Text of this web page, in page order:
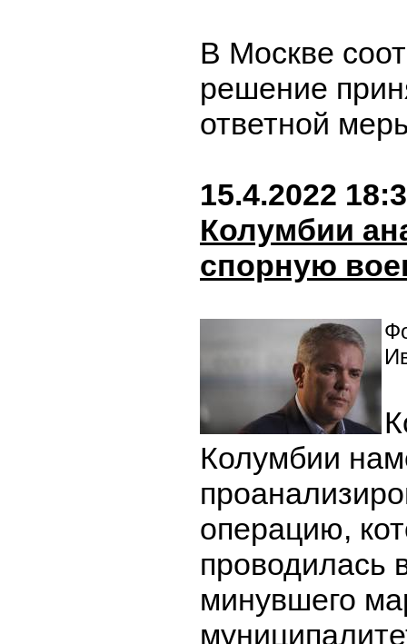
В Москве
решение
ответной
15.4.2022
Колумбии
спорную
Колумбии
операцию,
проводилась
минувшего